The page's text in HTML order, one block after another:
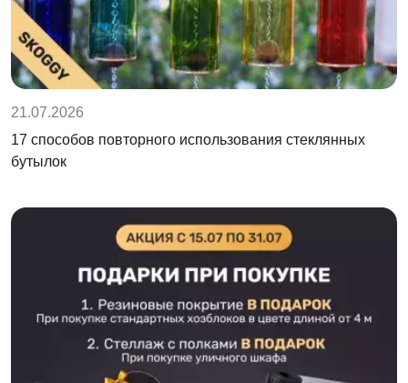
21.07.2026
17 способов повторного использования стеклянных
бутылок